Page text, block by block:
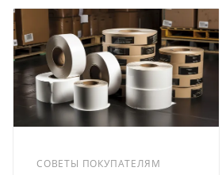
СОВЕТЫ ПОКУПАТЕЛЯМ